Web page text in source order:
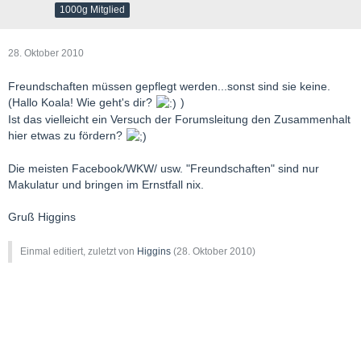
1000g Mitglied
28. Oktober 2010
Freundschaften müssen gepflegt werden...sonst sind sie keine.
(Hallo Koala! Wie geht's dir?
)
Ist das vielleicht ein Versuch der Forumsleitung den Zusammenhalt
hier etwas zu fördern?
Die meisten Facebook/WKW/ usw. "Freundschaften" sind nur
Makulatur und bringen im Ernstfall nix.
Gruß Higgins
Einmal editiert, zuletzt von Higgins (28. Oktober 2010)